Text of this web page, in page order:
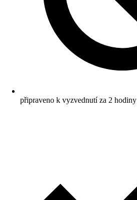
připraveno k vyzvednutí za 2 hodiny